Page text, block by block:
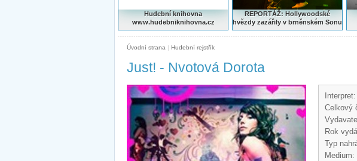
Hudební knihovna
www.hudebniknihovna.cz
REPORTÁŽ: Hollywoodské
hvězdy zazářily v brněnském Sonu
Úvodní strana | Hudební rejstřík
Just! - Nvotová Dorota
Interpret:
Celkový
Rok
Typ
Medium: